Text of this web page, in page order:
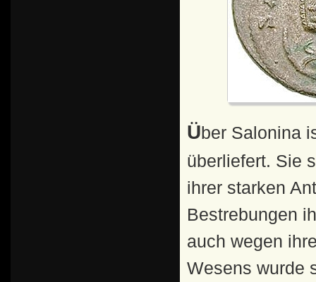
Über Salonina ist uns aus antiken Quellen wenig
überliefert. Sie
ihrer starken
Bestrebungen
auch wegen
Wesens wurde